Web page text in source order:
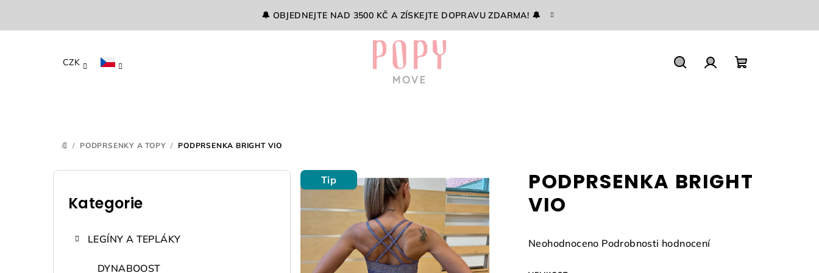
🔔 OBJEDNEJTE NAD 3500 KČ A ZÍSKEJTE DOPRAVU ZDARMA! 🔔
CZK
DOMŮ
/ PODPRSENKY A TOPY / PODPRSENKA BRIGHT VIO
P
Přeskočit
kategorie
Kategorie
LEGÍNY A TEPLÁKY
DYNABOOST
PODPRSENKA BRIGHT
VIO
Průměrné
Neohodnoceno Podrobnosti hodnocení
Tip